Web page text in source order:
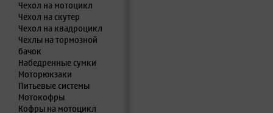
Чехол на мотоцикл
Чехол на скутер
Чехол на квадроцикл
Чехлы на тормозной
бачок
Набедренные сумки
Моторюкзаки
Питьевые системы
Мотокофры
Кофры на мотоцикл